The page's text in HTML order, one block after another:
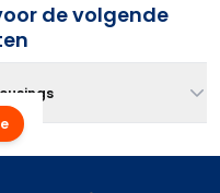
de volgende